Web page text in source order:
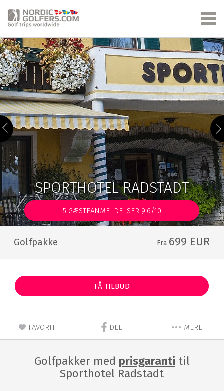
SPORTHOTEL RADSTADT
5 GÆSTEANMELDELSER 9.6/10
Golfpakke Fra 699 EUR
FÅ TILBUD
FAVORIT DEL MERE
Golfpakker med prisgaranti til
Sporthotel Radstadt